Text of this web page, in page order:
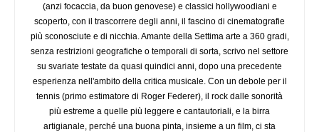
(anzi focaccia, da buon genovese) e classici hollywoodiani e
scoperto, con il trascorrere degli anni, il fascino di cinematografie
più sconosciute e di nicchia. Amante della Settima arte a 360 gradi,
senza restrizioni geografiche o temporali di sorta, scrivo nel settore
su svariate testate da quasi quindici anni, dopo una precedente
esperienza nell'ambito della critica musicale. Con un debole per il
tennis (primo estimatore di Roger Federer), il rock dalle sonorità
più estreme a quelle più leggere e cantautoriali, e la birra
artigianale, perché una buona pinta, insieme a un film, ci sta